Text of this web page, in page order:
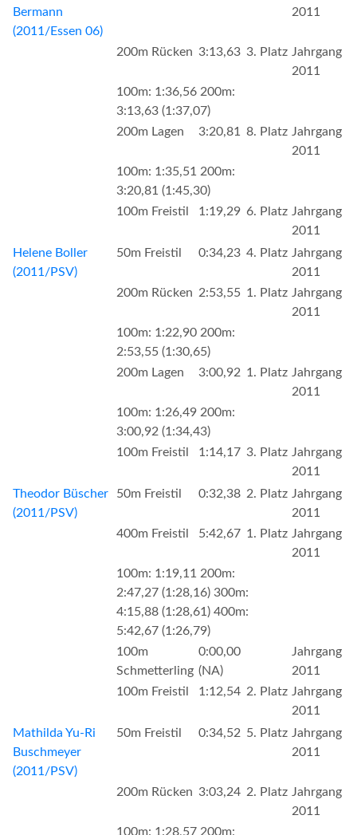
Bermann
(2011/Essen 06)
2011
200m Rücken 3:13,63 3. Platz Jahrgang
2011
100m: 1:36,56 200m:
3:13,63 (1:37,07)
200m Lagen
3:20,81 8. Platz Jahrgang
2011
100m: 1:35,51 200m:
3:20,81 (1:45,30)
100m Freistil
1:19,29 6. Platz Jahrgang
2011
Helene Boller
(2011/PSV)
50m Freistil 0:34,23 4. Platz Jahrgang
2011
200m Rücken 2:53,55 1. Platz Jahrgang
2011
100m: 1:22,90 200m:
2:53,55 (1:30,65)
200m Lagen
3:00,92 1. Platz Jahrgang
2011
100m: 1:26,49 200m:
3:00,92 (1:34,43)
100m Freistil
1:14,17 3. Platz Jahrgang
2011
Theodor Büscher
(2011/PSV)
50m Freistil 0:32,38 2. Platz Jahrgang
2011
400m Freistil
5:42,67 1. Platz Jahrgang
2011
100m: 1:19,11 200m:
2:47,27 (1:28,16) 300m:
4:15,88 (1:28,61) 400m:
5:42,67 (1:26,79)
100m
Schmetterling
0:00,00
(NA)
Jahrgang
2011
100m Freistil
1:12,54 2. Platz Jahrgang
2011
Mathilda Yu-Ri
Buschmeyer
(2011/PSV)
50m Freistil 0:34,52 5. Platz Jahrgang
2011
200m Rücken 3:03,24 2. Platz Jahrgang
2011
100m: 1:28,57 200m: